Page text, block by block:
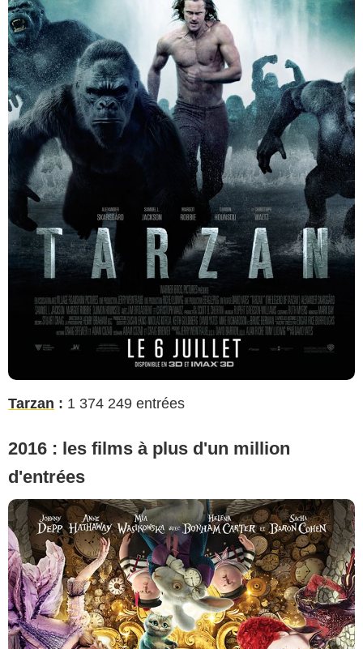
Tarzan : 1 374 249 entrées
2016 : les films à plus d'un million
d'entrées